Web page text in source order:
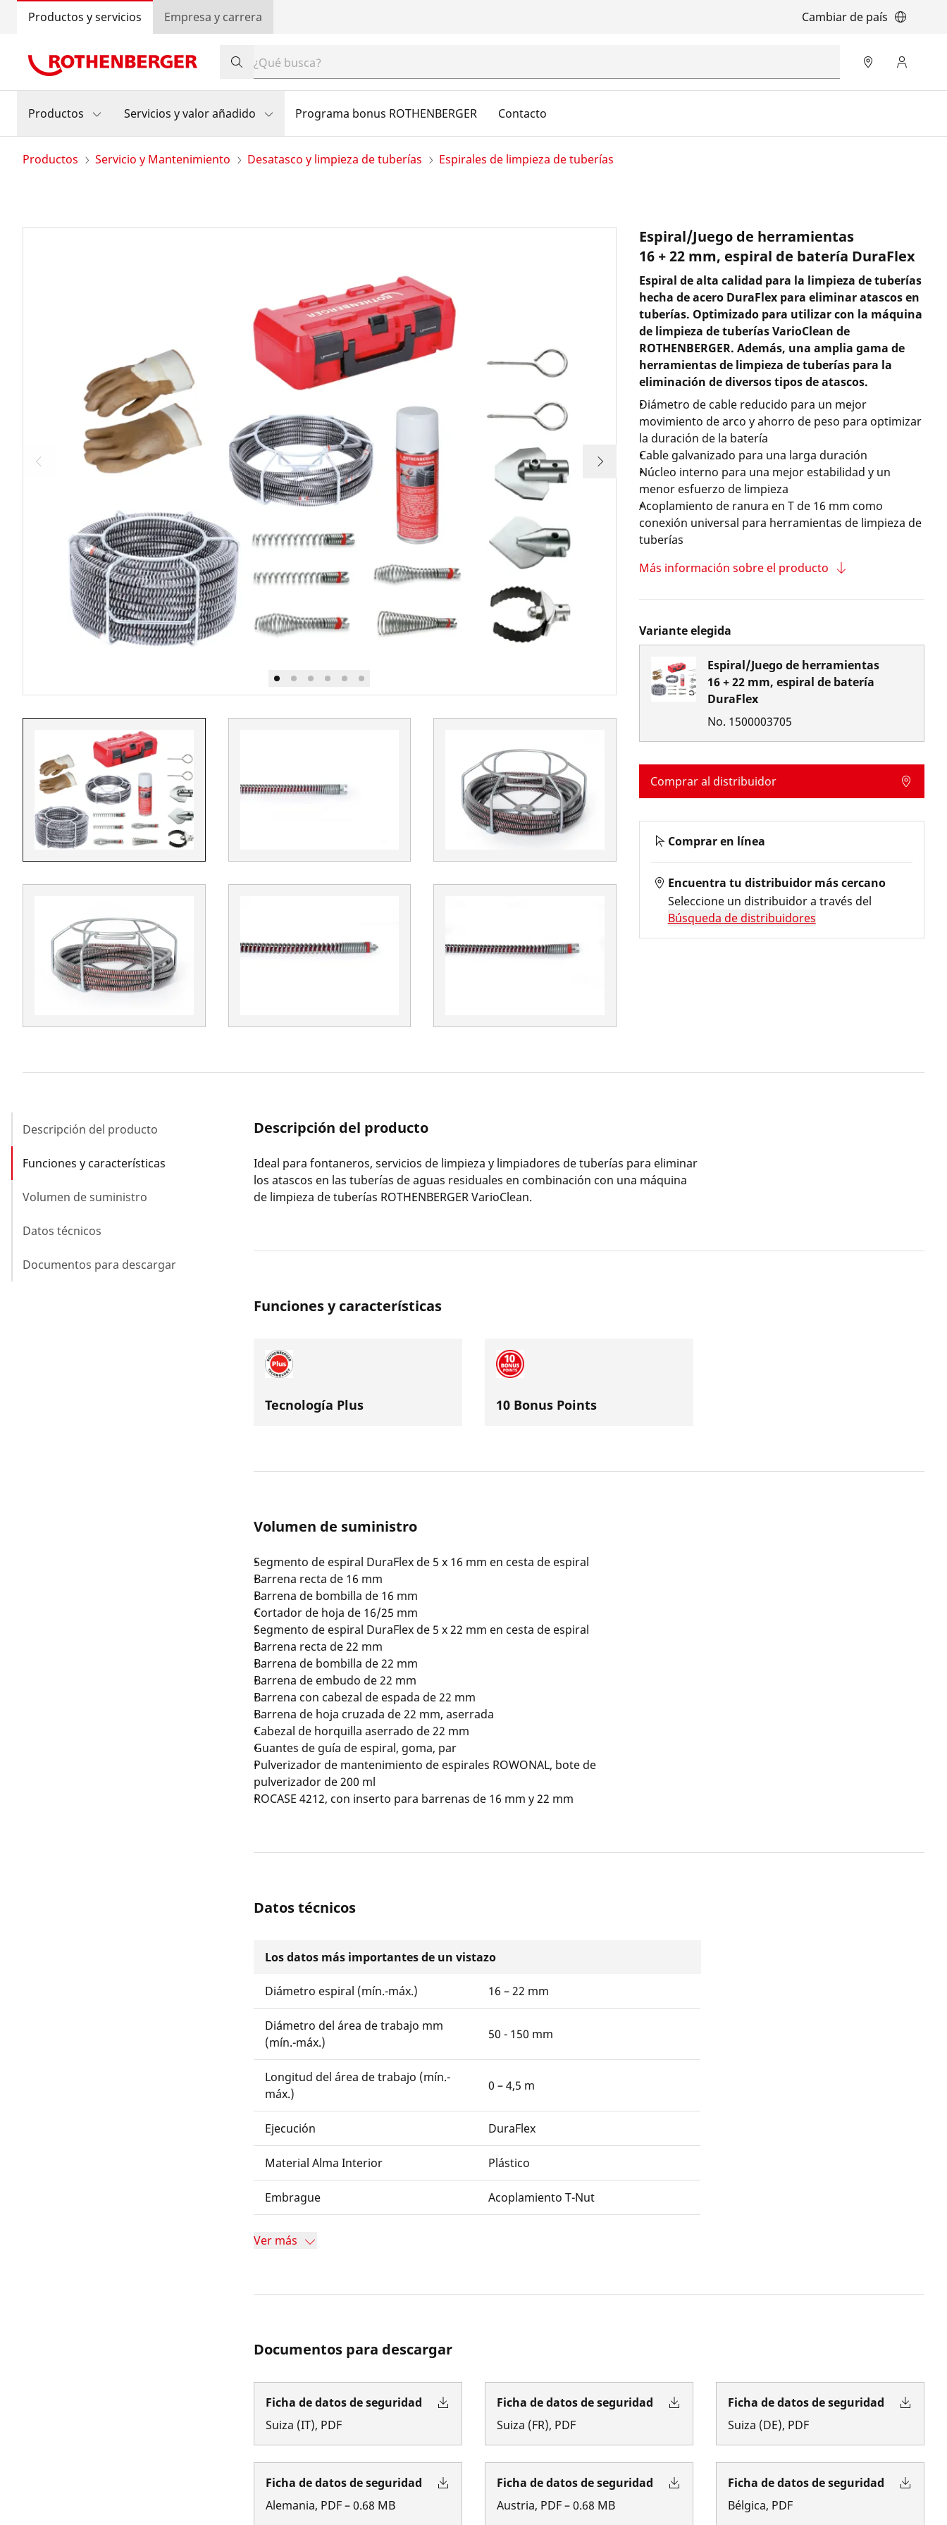
Productos y servicios Empresa y carrera Cambiar de país
Productos Servicios y valor añadido Programa bonus ROTHENBERGER Contacto
Productos Servicio y Mantenimiento Desatasco y limpieza de tuberías Espirales de limpieza de tuberías
Espiral/Juego de herramientas
16 + 22 mm, espiral de batería DuraFlex
Espiral de alta calidad para la limpieza de tuberías
hecha de acero DuraFlex para eliminar atascos en
tuberías. Optimizado para utilizar con la máquina
de limpieza de tuberías VarioClean de
ROTHENBERGER. Además, una amplia gama de
herramientas de limpieza de tuberías para la
eliminación de diversos tipos de atascos.
Diámetro de cable reducido para un mejor
movimiento de arco y ahorro de peso para optimizar
la duración de la batería
Cable galvanizado para una larga duración
Núcleo interno para una mejor estabilidad y un
menor esfuerzo de limpieza
Acoplamiento de ranura en T de 16 mm como
conexión universal para herramientas de limpieza de
tuberías
Más información sobre el producto
Variante elegida
Espiral/Juego de herramientas
16 + 22 mm, espiral de batería
DuraFlex
No. 1500003705
Comprar al distribuidor
Comprar en línea
Encuentra tu distribuidor más cercano
Seleccione un distribuidor a través del
Búsqueda de distribuidores
Descripción del producto
Funciones y características
Volumen de suministro
Datos técnicos
Documentos para descargar
Descripción del producto
Ideal para fontaneros, servicios de limpieza y limpiadores de tuberías para eliminar
los atascos en las tuberías de aguas residuales en combinación con una máquina
de limpieza de tuberías ROTHENBERGER VarioClean.
Funciones y características
Tecnología Plus 10 Bonus Points
Volumen de suministro
Segmento de espiral DuraFlex de 5 x 16 mm en cesta de espiral
Barrena recta de 16 mm
Barrena de bombilla de 16 mm
Cortador de hoja de 16/25 mm
Segmento de espiral DuraFlex de 5 x 22 mm en cesta de espiral
Barrena recta de 22 mm
Barrena de bombilla de 22 mm
Barrena de embudo de 22 mm
Barrena con cabezal de espada de 22 mm
Barrena de hoja cruzada de 22 mm, aserrada
Cabezal de horquilla aserrado de 22 mm
Guantes de guía de espiral, goma, par
Pulverizador de mantenimiento de espirales ROWONAL, bote de
pulverizador de 200 ml
ROCASE 4212, con inserto para barrenas de 16 mm y 22 mm
Datos técnicos
Los datos más importantes de un vistazo
Diámetro espiral (mín.-máx.) 16 – 22 mm
Diámetro del área de trabajo mm
(mín.-máx.)
50 - 150 mm
Longitud del área de trabajo (mín.-
máx.)
0 – 4,5 m
Ejecución DuraFlex
Material Alma Interior Plástico
Embrague Acoplamiento T-Nut
Ver más
Documentos para descargar
Ficha de datos de seguridad
Suiza (IT), PDF
Ficha de datos de seguridad
Suiza (FR), PDF
Ficha de datos de seguridad
Suiza (DE), PDF
Ficha de datos de seguridad
Alemania, PDF–0.68 MB
Ficha de datos de seguridad
Austria, PDF–0.68 MB
Ficha de datos de seguridad
Bélgica, PDF